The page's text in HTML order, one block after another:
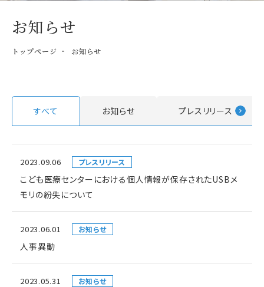
お知らせ
トップページ お知らせ
すべて お知らせ プレスリリース
2023.09.06 プレスリリース
こども医療センターにおける個人情報が保存されたUSBメ
モリの紛失について
2023.06.01 お知らせ
人事異動
2023.05.31 お知らせ